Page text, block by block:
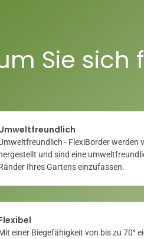
Sie sich
- FlexiBorder werden
hergestellt und sind eine
Ihres Gartens einzufassen.
einer Biegefähigkeit von bis zu 70°